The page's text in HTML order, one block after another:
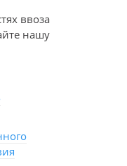
ввоза
нашу